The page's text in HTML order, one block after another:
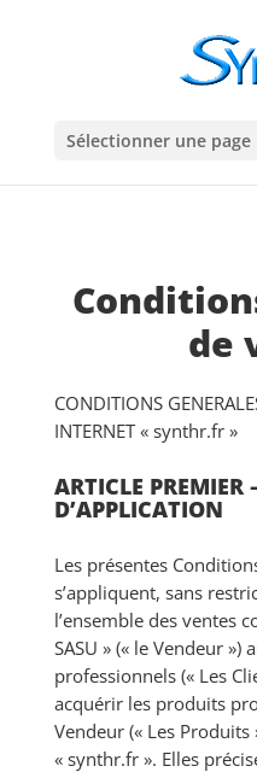
Sélectionner une page
de
CONDITIONS
INTERNET « synthr.fr »
ARTICLE PREMIER
D’APPLICATION
Les présentes
s’appliquent, sans
l’ensemble des ventes
SASU » (« le Vendeur »)
professionnels (« Les
acquérir les produits
Vendeur (« Les
« synthr.fr ». Elles